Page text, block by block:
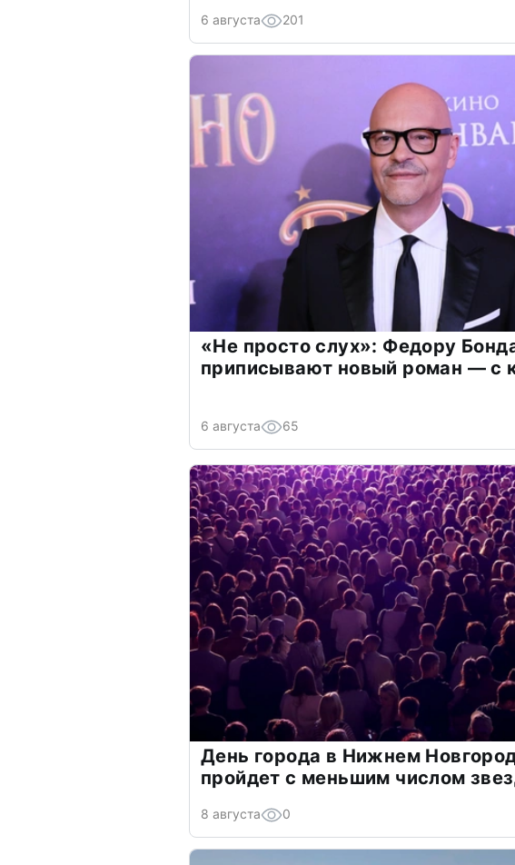
6 августа 201
«Не просто слух»: Федору
приписывают новый роман — с
6 августа 65
День города в Нижнем
пройдет с меньшим числом
8 августа 0